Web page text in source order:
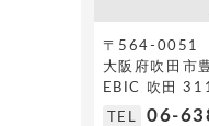
〒564-0051
大阪府吹田市
EBIC 吹田 311
TEL 06-